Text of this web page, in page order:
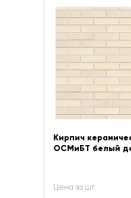
Кирпич
ОСМиБТ белый
Цена за шт